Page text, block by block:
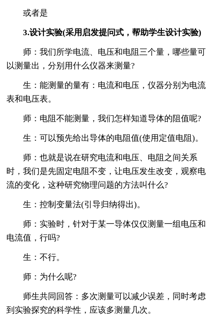
或者是
3.设计实验(采用启发提问式，帮助学生设计实验)
师：我们所学电流、电压和电阻三个量，哪些量可
以测量出，分别用什么仪器来测量?
生：能测量的量有：电流和电压，仪器分别为电流
表和电压表。
师：电阻不能测量，我们怎样知道导体的阻值呢?
生：可以预先给出导体的电阻值(使用定值电阻)。
师：也就是说在研究电流和电压、电阻之间关系
时，我们是先固定电阻不变，让电压发生改变，观察电
流的变化，这种研究物理问题的方法叫什么?
生：控制变量法(引导归纳得出)。
师：实验时，针对于某一导体仅仅测量一组电压和
电流值，行吗?
生：不行。
师：为什么呢?
师生共同回答：多次测量可以减少误差，同时考虑
到实验探究的科学性，应该多测量几次。